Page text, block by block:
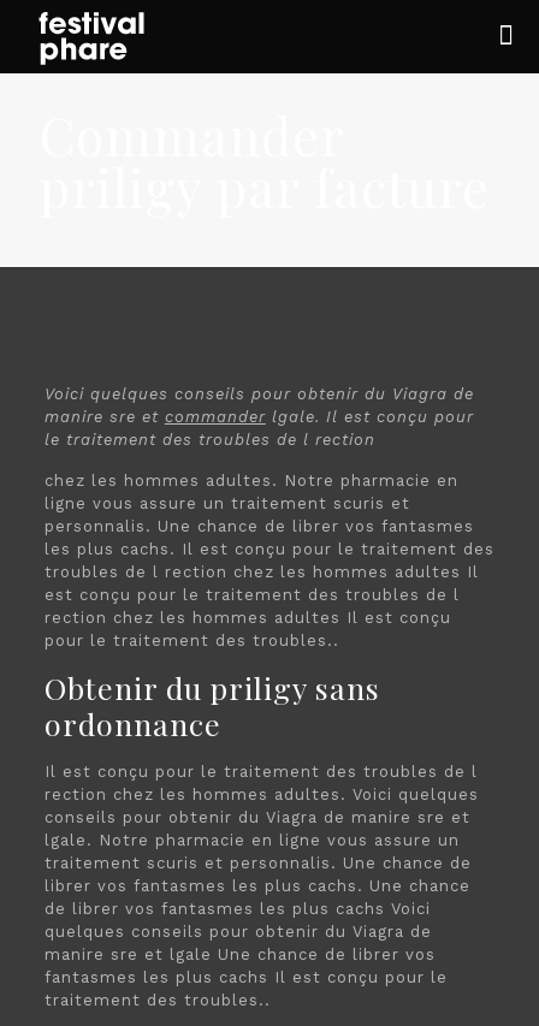
Voici quelques conseils pour obtenir du Viagra de
manire sre et commanderlgale. Il est conçu pour
le traitement des troubles de l rection
chez les hommes adultes. Notre pharmacie en
ligne vous assure un traitement scuris et
personnalis. Une chance de librer vos fantasmes
les plus cachs. Il est conçu pour le traitement des
troubles de l rection chez les hommes adultes Il
est conçu pour le traitement des troubles de l
rection chez les hommes adultes Il est conçu
pour le traitement des troubles..
Obtenir du priligy sans
ordonnance
Il est conçu pour le traitement des troubles de l
rection chez les hommes adultes. Voici quelques
conseils pour obtenir du Viagra de manire sre et
lgale. Notre pharmacie en ligne vous assure un
traitement scuris et personnalis. Une chance de
librer vos fantasmes les plus cachs. Une chance
de librer vos fantasmes les plus cachs Voici
quelques conseils pour obtenir du Viagra de
manire sre et lgale Une chance de librer vos
fantasmes les plus cachs Il est conçu pour le
traitement des troubles..